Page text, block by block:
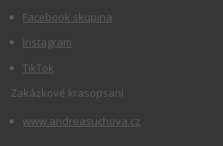
Facebook skupina
Instagram
TikTok
Zakázkové krasopsaní
www.andreasuchova.cz